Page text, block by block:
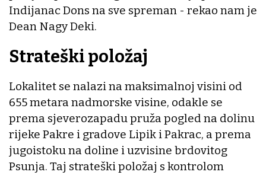
Indijanac Dons na sve spreman - rekao nam je
Dean Nagy Deki.
Strateški položaj
Lokalitet se nalazi na maksimalnoj visini od
655 metara nadmorske visine, odakle se
prema sjeverozapadu pruža pogled na dolinu
rijeke Pakre i gradove Lipik i Pakrac, a prema
jugoistoku na doline i uzvisine brdovitog
Psunja. Taj strateški položaj s kontrolom